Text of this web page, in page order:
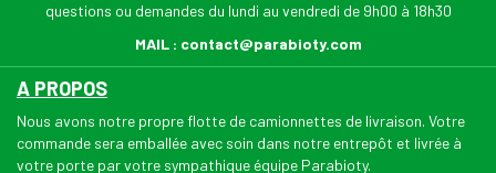
questions ou demandes du lundi au vendredi de 9h00 à 18h30
MAIL : contact@parabioty.com
A PROPOS
Nous avons notre propre flotte de camionnettes de livraison. Votre
commande sera emballée avec soin dans notre entrepôt et livrée à
votre porte par votre sympathique équipe Parabioty.